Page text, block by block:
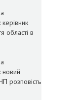
області в
розповість